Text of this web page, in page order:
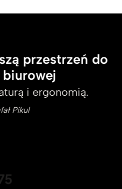
przestrzeń do
i ergonomią.
Pikul